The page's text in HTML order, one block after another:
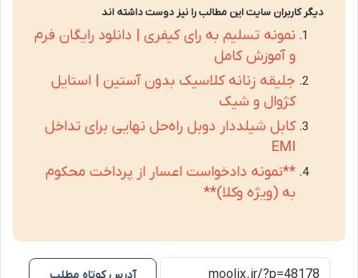
دیگر کاربران سایت این مطالب را نیز دوست داشته اند
نمونه تسلیم به رای کیفری | دانلود رایگان فرم
و آموزش کامل
جلیقه زنانه کلاسیک بدون آستین | استایل
کژوال و شیک
کابل شیلددار دوبل راه‌حل نهایی برای تداخل
EMI
**نمونه دادخواست اعسار از پرداخت محکوم
به (ویژه وکلا)**